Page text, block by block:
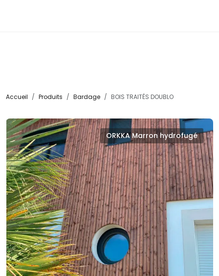
Accueil Produits Bardage BOIS TRAITÉS DOUBLO
ORKKA Marron hydrofugé